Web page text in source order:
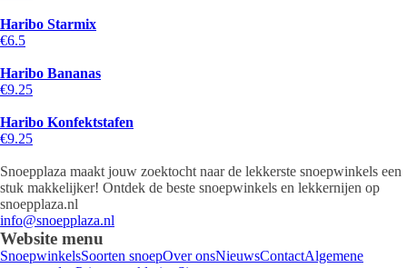
Haribo Starmix
€6.5
Haribo Bananas
€9.25
Haribo Konfektstafen
€9.25
Snoepplaza maakt jouw zoektocht naar de lekkerste snoepwinkels een
stuk makkelijker! Ontdek de beste snoepwinkels en lekkernijen op
snoepplaza.nl
info@snoepplaza.nl
Website menu
SnoepwinkelsSoorten snoepOver onsNieuwsContactAlgemene